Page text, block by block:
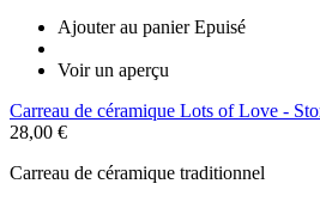
Ajouter au panier Epuisé
Voir un aperçu
Carreau de céramique Lots of Love -
28,00 €
Carreau de céramique traditionnel